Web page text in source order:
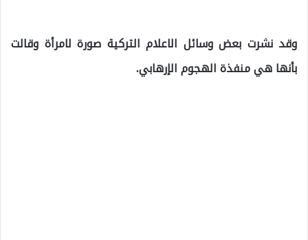
وقد نشرت بعض وسائل الاعلام التركية صورة لامرأة وقالت
بأنها هي منفذة الهجوم الإرهابي.